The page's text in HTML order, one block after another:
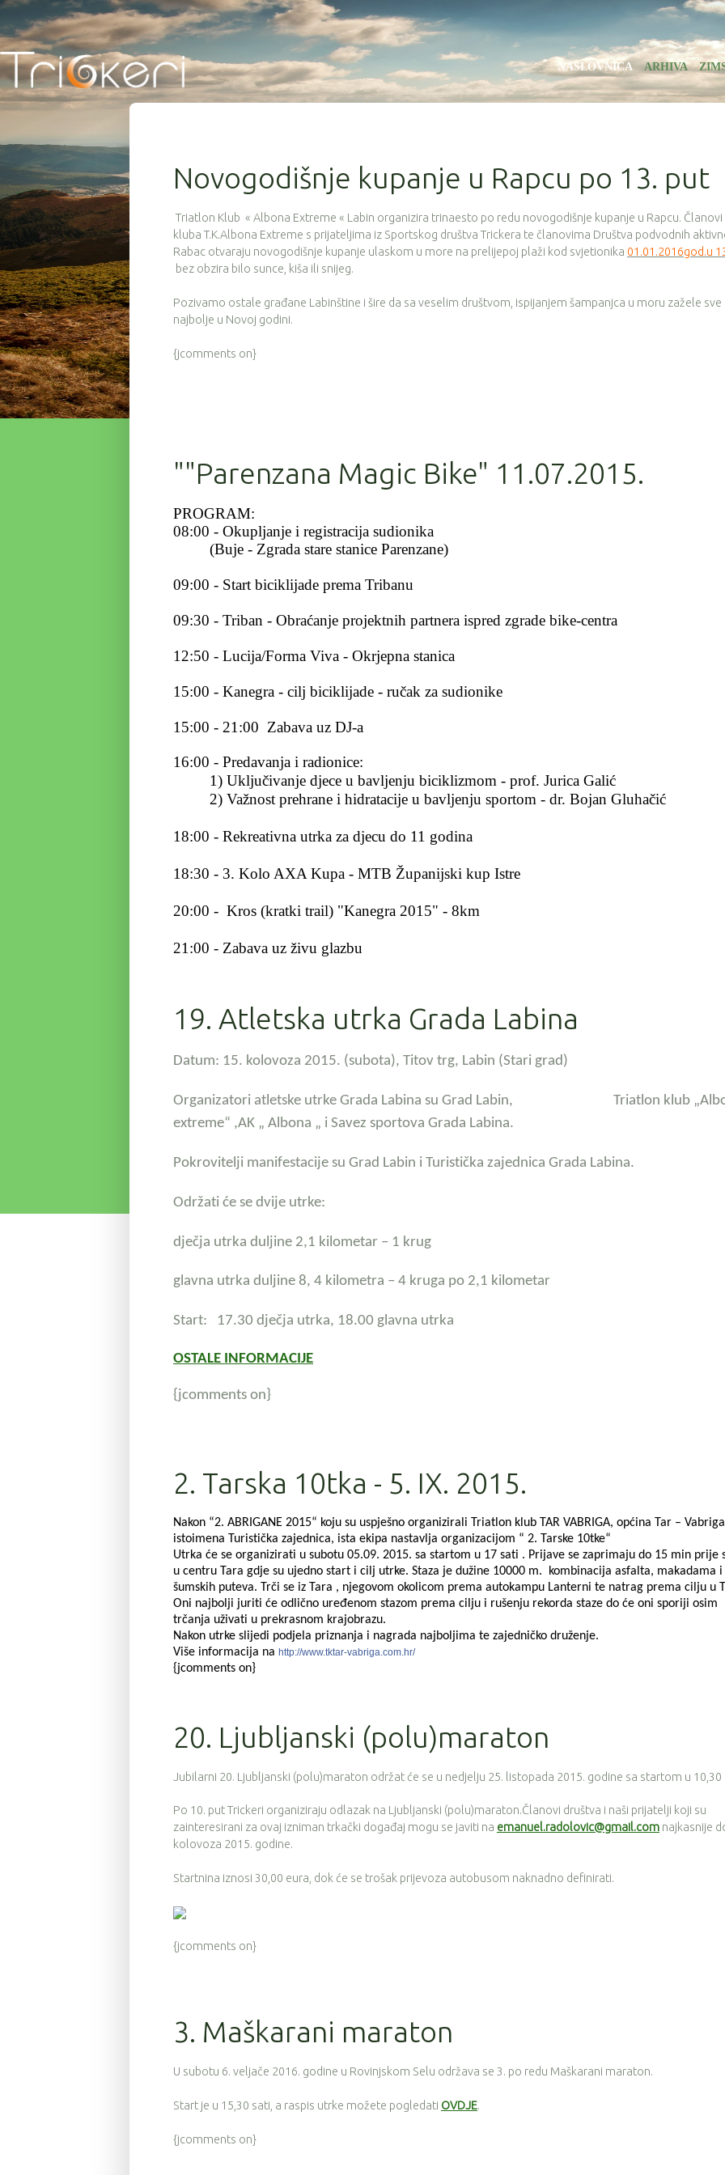
NASLOVNICA ARHIVA
Novogodišnje kupanje u Rapcu po 13. put
Triatlon Klub « Albona Extreme « Labin organizira trinaesto po redu novogodišnje kupanje u Rapcu. Članovi
kluba T.K.Albona Extreme s prijateljima iz Sportskog društva Trickera te članovima Društva podvodnih
Rabac otvaraju novogodišnje kupanje ulaskom u more na prelijepoj plaži kod svjetionika 01.01.2016god.u
bez obzira bilo sunce, kiša ili snijeg.
Pozivamo ostale građane Labinštine i šire da sa veselim društvom, ispijanjem šampanjca u moru zažele sve
najbolje u Novoj godini.
{jcomments on}
""Parenzana Magic Bike" 11.07.2015.
PROGRAM:
08:00 - Okupljanje i registracija sudionika
(Buje - Zgrada stare stanice Parenzane)
09:00 - Start biciklijade prema Tribanu
09:30 - Triban - Obraćanje projektnih partnera ispred zgrade bike-centra
12:50 - Lucija/Forma Viva - Okrjepna stanica
15:00 - Kanegra - cilj biciklijade - ručak za sudionike
15:00 - 21:00 Zabava uz DJ-a
16:00 - Predavanja i radionice:
1) Uključivanje djece u bavljenju biciklizmom - prof. Jurica Galić
2) Važnost prehrane i hidratacije u bavljenju sportom - dr. Bojan Gluhačić
18:00 - Rekreativna utrka za djecu do 11 godina
18:30 - 3. Kolo AXA Kupa - MTB Županijski kup Istre
20:00 - Kros (kratki trail) "Kanegra 2015" - 8km
21:00 - Zabava uz živu glazbu
19. Atletska utrka Grada Labina
Datum: 15. kolovoza 2015. (subota), Titov trg, Labin (Stari grad)
Organizatori atletske utrke Grada Labina su Grad Labin, Triatlon klub
extreme“ ,AK „ Albona „ i Savez sportova Grada Labina.
Pokrovitelji manifestacije su Grad Labin i Turistička zajednica Grada Labina.
Održati će se dvije utrke:
dječja utrka duljine 2,1 kilometar – 1 krug
glavna utrka duljine 8, 4 kilometra – 4 kruga po 2,1 kilometar
Start: 17.30 dječja utrka, 18.00 glavna utrka
OSTALE INFORMACIJE
{jcomments on}
2. Tarska 10tka - 5. IX. 2015.
Nakon “2. ABRIGANE 2015“ koju su uspješno organizirali Triatlon klub TAR VABRIGA, općina Tar –
istoimena Turistička zajednica, ista ekipa nastavlja organizacijom “ 2. Tarske 10tke“
Utrka će se organizirati u subotu 05.09. 2015. sa startom u 17 sati . Prijave se zaprimaju do 15 min prije
u centru Tara gdje su ujedno start i cilj utrke. Staza je dužine 10000 m. kombinacija asfalta, makadama i
šumskih puteva. Trči se iz Tara , njegovom okolicom prema autokampu Lanterni te natrag prema cilju u
Oni najbolji juriti će odlično uređenom stazom prema cilju i rušenju rekorda staze do će oni sporiji osim
trčanja uživati u prekrasnom krajobrazu.
Nakon utrke slijedi podjela priznanja i nagrada najboljima te zajedničko druženje.
Više informacija na http://www.tktar-vabriga.com.hr/
{jcomments on}
20. Ljubljanski (polu)maraton
Jubilarni 20. Ljubljanski (polu)maraton održat će se u nedjelju 25. listopada 2015. godine sa startom u 10,30
Po 10. put Trickeri organiziraju odlazak na Ljubljanski (polu)maraton.Članovi društva i naši prijatelji koji su
zainteresirani za ovaj izniman trkački događaj mogu se javiti na emanuel.radolovic@gmail.com najkasnije
kolovoza 2015. godine.
Startnina iznosi 30,00 eura, dok će se trošak prijevoza autobusom naknadno definirati.
{jcomments on}
3. Maškarani maraton
U subotu 6. veljače 2016. godine u Rovinjskom Selu održava se 3. po redu Maškarani maraton.
Start je u 15,30 sati, a raspis utrke možete pogledati OVDJE.
{jcomments on}